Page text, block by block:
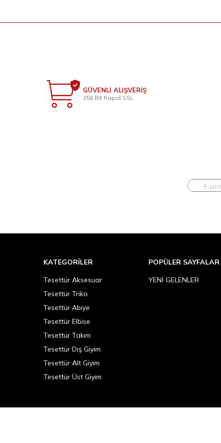
GÜVENLİ ALIŞVERİŞ
256 Bit Rapid SSL
KATEGORILER
Tesettür Aksesuar
Tesettür Triko
Tesettür Abiye
Tesettür Elbise
Tesettür Takım
Tesettür Dış Giyim
Tesettür Alt Giyim
Tesettür Üst Giyim
POPÜLER SAYFALAR
YENİ GELENLER